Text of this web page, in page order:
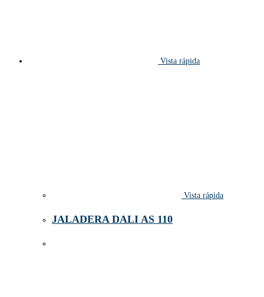
Vista rápida
Vista rápida
JALADERA DALI AS 110